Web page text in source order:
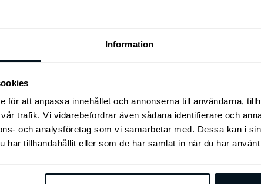
Information
för att anpassa innehållet och annonserna till användarna,
trafik. Vi vidarebefordrar även sådana identifierare och
och analysföretag som vi samarbetar med. Dessa kan i
har tillhandahållit eller som de har samlat in när du har
Lägg till i varukorg
och lättanvända
1.249kr
Lägg till i varukorg